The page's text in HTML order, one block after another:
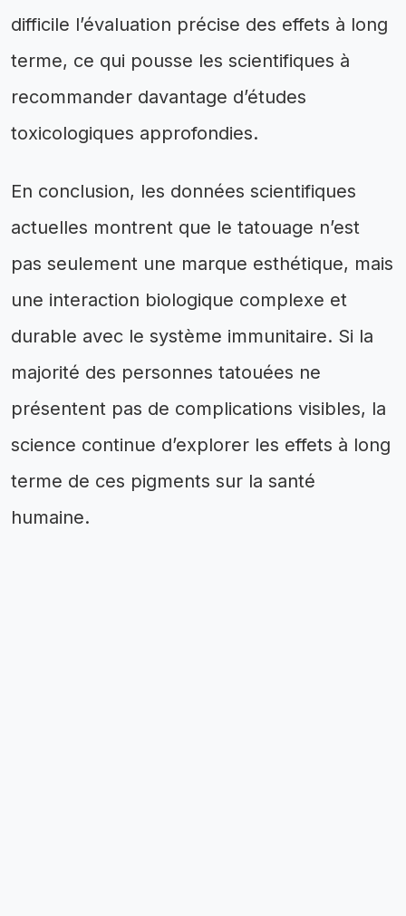
difficile l’évaluation précise des effets à long
terme, ce qui pousse les scientifiques à
recommander davantage d’études
toxicologiques approfondies.
En conclusion, les données scientifiques
actuelles montrent que le tatouage n’est
pas seulement une marque esthétique, mais
une interaction biologique complexe et
durable avec le système immunitaire. Si la
majorité des personnes tatouées ne
présentent pas de complications visibles, la
science continue d’explorer les effets à long
terme de ces pigments sur la santé
humaine.